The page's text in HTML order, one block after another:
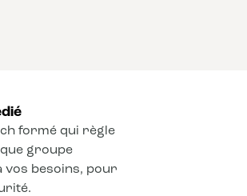
formé qui règle
groupe
vos besoins, pour